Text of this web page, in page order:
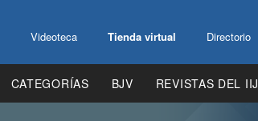
Videoteca Tienda virtual Directorio
CATEGORÍAS BJV REVISTAS DEL IIJ